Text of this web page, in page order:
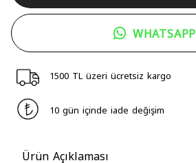
WHATSAPP
1500 TL üzeri ücretsiz kargo
10 gün içinde iade değişim
Ürün Açıklaması